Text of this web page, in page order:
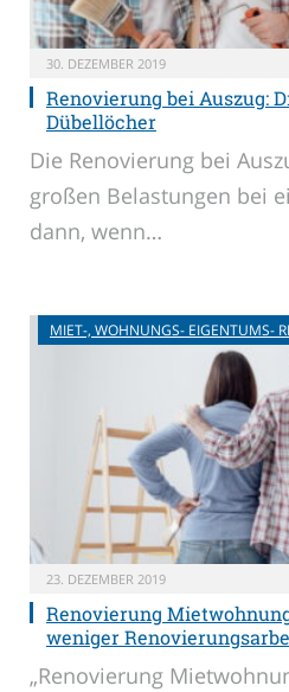
30. DEZEMBER 2019
Renovierung bei Auszug:
Dübellöcher
Die Renovierung bei
großen Belastungen bei
dann, wenn…
MIET-, WOHNUNGS- EIGENTUMS-
23. DEZEMBER 2019
Renovierung
weniger
„Renovierung